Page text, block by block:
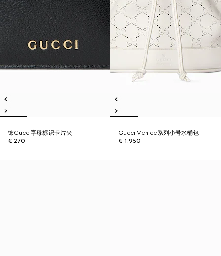
饰Gucci字母标识卡片夹
€ 270
Gucci Venice系列小号水桶包
€ 1.950